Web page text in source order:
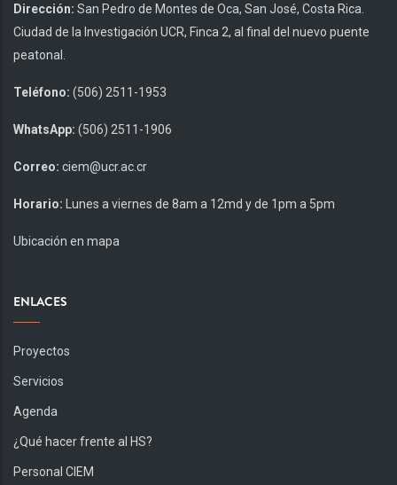
Dirección: San Pedro de Montes de Oca, San José, Costa Rica.
Ciudad de la Investigación UCR, Finca 2, al final del nuevo puente
peatonal.
Teléfono: (506) 2511-1953
WhatsApp: (506) 2511-1906
Correo: ciem@ucr.ac.cr
Horario: Lunes a viernes de 8am a 12md y de 1pm a 5pm
Ubicación en mapa
ENLACES
Proyectos
Servicios
Agenda
¿Qué hacer frente al HS?
Personal CIEM